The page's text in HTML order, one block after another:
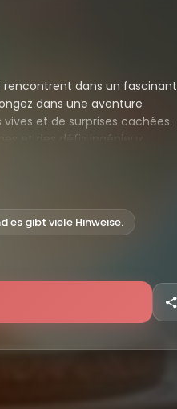
dans un fascinant
dans une aventure
et de surprises cachées.
et des défis ingénieux.
es gibt viele Hinweise.